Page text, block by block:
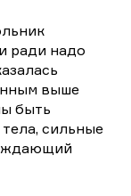
ради надо
выше
быть
сильные